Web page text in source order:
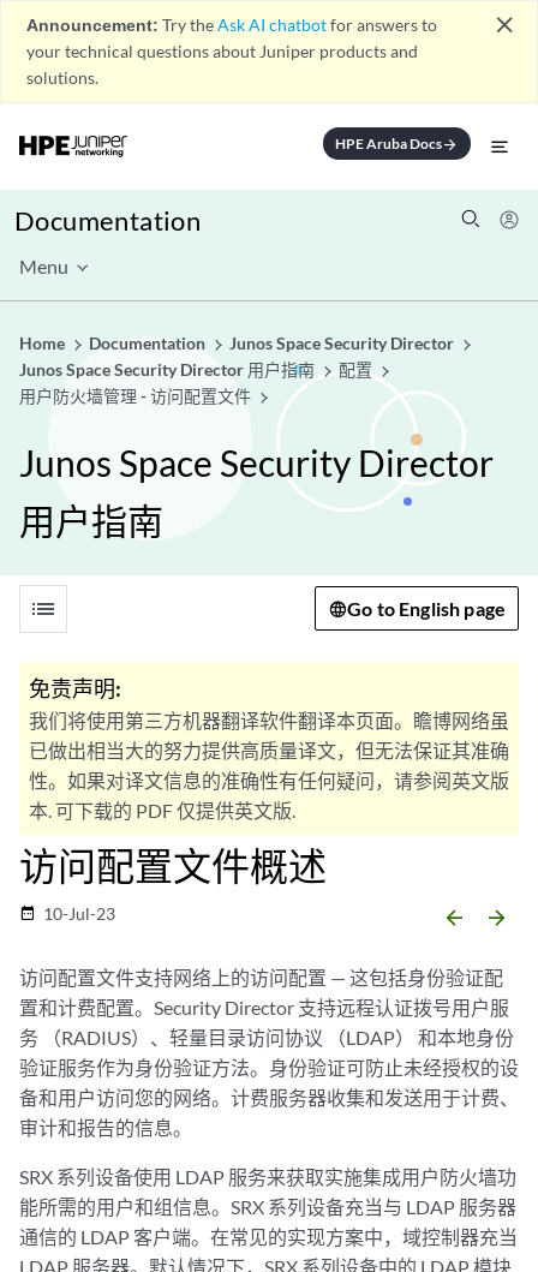
Announcement: Try theAsk AI chatbotfor answers to
your technical questions about Juniper products and
solutions.
close
HPE Aruba Docsarrow_forward
Documentation
Menu
Home Documentation
Junos Space Security Director
Junos Space Security Director 用户指南
配置
用户防火墙管理 - 访问配置文件
Junos Space Security Director
用户指南
list Go to English page
免责声明:
我们将使用第三方机器翻译软件翻译本页面。瞻博网络虽
已做出相当大的努力提供高质量译文，但无法保证其准确
性。如果对译文信息的准确性有任何疑问，请参阅英文版
本. 可下载的 PDF 仅提供英文版.
访问配置文件概述
date_range 10-Jul-23 arrow_backward arrow_forward
访问配置文件支持网络上的访问配置 — 这包括身份验证配
置和计费配置。Security Director 支持远程认证拨号用户服
务 （RADIUS）、轻量目录访问协议 （LDAP） 和本地身份
验证服务作为身份验证方法。身份验证可防止未经授权的设
备和用户访问您的网络。计费服务器收集和发送用于计费、
审计和报告的信息。
SRX 系列设备使用 LDAP 服务来获取实施集成用户防火墙功
能所需的用户和组信息。SRX 系列设备充当与 LDAP 服务器
通信的 LDAP 客户端。在常见的实现方案中，域控制器充当
LDAP 服务器。默认情况下，SRX 系列设备中的 LDAP 模块